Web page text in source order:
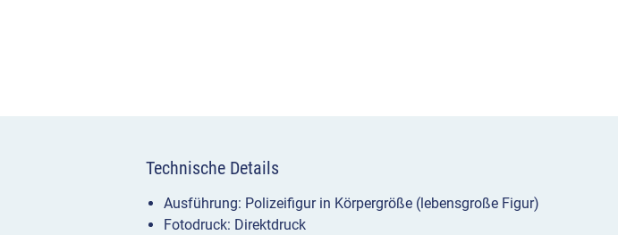
Technische Details
Ausführung: Polizeifigur in Körpergröße (lebensgroße Figur)
Fotodruck: Direktdruck